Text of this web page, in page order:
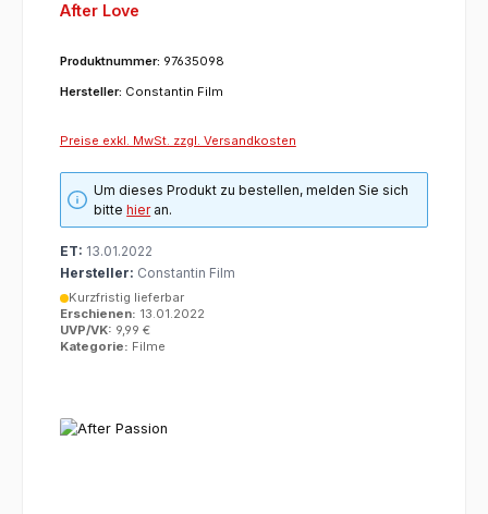
After Love
Produktnummer: 97635098
Hersteller: Constantin Film
Preise exkl. MwSt. zzgl. Versandkosten
Um dieses Produkt zu bestellen, melden Sie sich
bittehieran.
ET: 13.01.2022
Hersteller: Constantin Film
Kurzfristig lieferbar
Erschienen: 13.01.2022
UVP/VK: 9,99 €
Kategorie: Filme